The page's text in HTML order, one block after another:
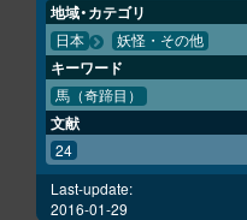
地域・カテゴリ
日本 妖怪・その他
キーワード
馬（奇蹄目）
文献
24
Last-update:
2016-01-29